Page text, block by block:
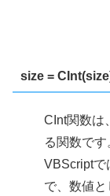
size =
CInt関数は
る関数です
VBScriptで
で、数値